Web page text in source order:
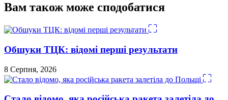
Вам також може сподобатися
Обшуки ТЦК: відомі перші результати
8 Серпня, 2026